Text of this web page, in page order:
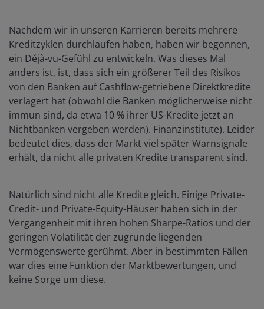
Nachdem wir in unseren Karrieren bereits mehrere
Kreditzyklen durchlaufen haben, haben wir begonnen,
ein Déjà-vu-Gefühl zu entwickeln. Was dieses Mal
anders ist, ist, dass sich ein größerer Teil des Risikos
von den Banken auf Cashflow-getriebene Direktkredite
verlagert hat (obwohl die Banken möglicherweise nicht
immun sind, da etwa 10 % ihrer US-Kredite jetzt an
Nichtbanken vergeben werden). Finanzinstitute). Leider
bedeutet dies, dass der Markt viel später Warnsignale
erhält, da nicht alle privaten Kredite transparent sind.
Natürlich sind nicht alle Kredite gleich. Einige Private-
Credit- und Private-Equity-Häuser haben sich in der
Vergangenheit mit ihren hohen Sharpe-Ratios und der
geringen Volatilität der zugrunde liegenden
Vermögenswerte gerühmt. Aber in bestimmten Fällen
war dies eine Funktion der Marktbewertungen, und
keine Sorge um diese.